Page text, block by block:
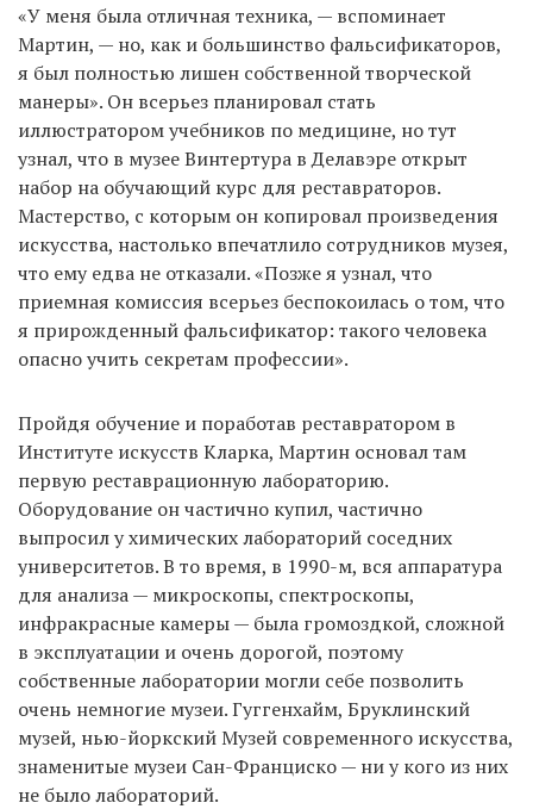
«У меня была отличная техника, — вспоминает
Мартин, — но, как и большинство фальсификаторов,
я был полностью лишен собственной творческой
манеры». Он всерьез планировал стать
иллюстратором учебников по медицине, но тут
узнал, что в музее Винтертура в Делавэре открыт
набор на обучающий курс для реставраторов.
Мастерство, с которым он копировал произведения
искусства, настолько впечатлило сотрудников музея,
что ему едва не отказали. «Позже я узнал, что
приемная комиссия всерьез беспокоилась о том, что
я прирожденный фальсификатор: такого человека
опасно учить секретам профессии».
Пройдя обучение и поработав реставратором в
Институте искусств Кларка, Мартин основал там
первую реставрационную лабораторию.
Оборудование он частично купил, частично
выпросил у химических лабораторий соседних
университетов. В то время, в 1990-м, вся аппаратура
для анализа — микроскопы, спектроскопы,
инфракрасные камеры — была громоздкой, сложной
в эксплуатации и очень дорогой, поэтому
собственные лаборатории могли себе позволить
очень немногие музеи. Гуггенхайм, Бруклинский
музей, нью-йоркский Музей современного искусства,
знаменитые музеи Сан-Франциско — ни у кого из них
не было лабораторий.